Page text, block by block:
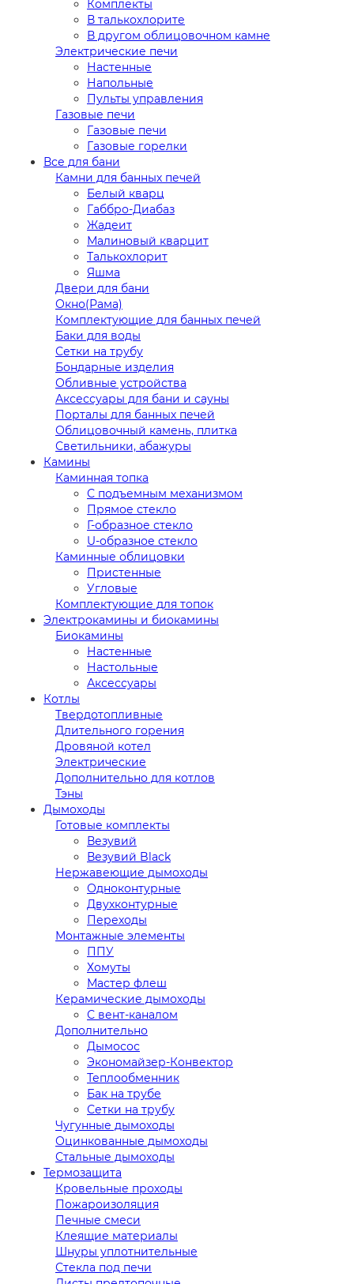
Комплекты
В талькохлорите
В другом облицовочном камне
Электрические печи
Настенные
Напольные
Пульты управления
Газовые печи
Газовые печи
Газовые горелки
Все для бани
Камни для банных печей
Белый кварц
Габбро-Диабаз
Жадеит
Малиновый кварцит
Талькохлорит
Яшма
Двери для бани
Окно(Рама)
Комплектующие для банных печей
Баки для воды
Сетки на трубу
Бондарные изделия
Обливные устройства
Аксессуары для бани и сауны
Порталы для банных печей
Облицовочный камень, плитка
Светильники, абажуры
Камины
Каминная топка
С подъемным механизмом
Прямое стекло
Г-образное стекло
U-образное стекло
Каминные облицовки
Пристенные
Угловые
Комплектующие для топок
Электрокамины и биокамины
Биокамины
Настенные
Настольные
Аксессуары
Котлы
Твердотопливные
Длительного горения
Дровяной котел
Электрические
Дополнительно для котлов
Тэны
Дымоходы
Готовые комплекты
Везувий
Везувий Black
Нержавеющие дымоходы
Одноконтурные
Двухконтурные
Переходы
Монтажные элементы
ППУ
Хомуты
Мастер флеш
Керамические дымоходы
С вент-каналом
Дополнительно
Дымосос
Экономайзер-Конвектор
Теплообменник
Бак на трубе
Сетки на трубу
Чугунные дымоходы
Оцинкованные дымоходы
Стальные дымоходы
Термозащита
Кровельные проходы
Пожароизоляция
Печные смеси
Клеящие материалы
Шнуры уплотнительные
Стекла под печи